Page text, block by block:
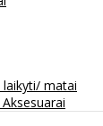
laikyti/ matai
Aksesuarai